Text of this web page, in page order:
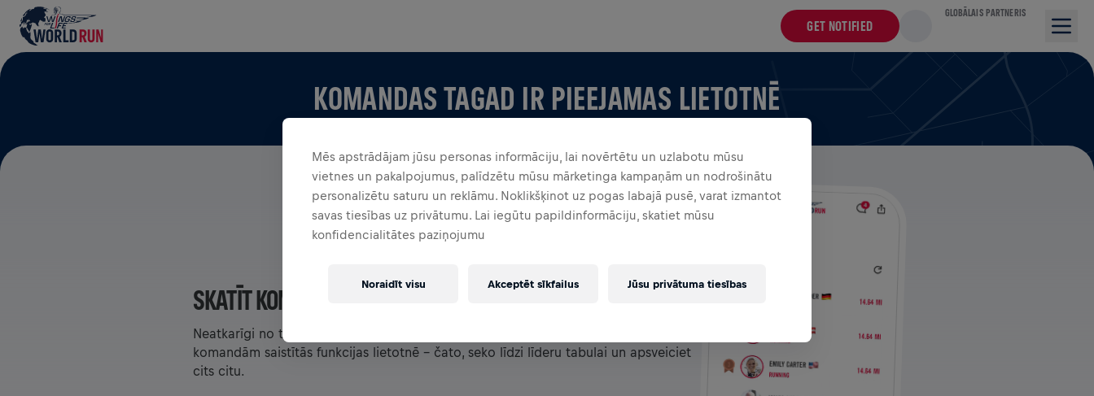
GET NOTIFIED
GLOBĀLAIS PARTNERIS
KOMANDAS TAGAD IR PIEEJAMAS LIETOTNĒ
SKATĪT KOMANDAS LIETOTNĒ
Neatkarīgi no tā, vai esi komandas dalībnieks vai veido savu, izpēti visas ar
komandām saistītās funkcijas lietotnē – čato, seko līdzi līderu tabulai un apsveiciet
cits citu.
Mēs apstrādājam jūsu personas informāciju, lai novērtētu un uzlabotu mūsu
vietnes un pakalpojumus, palīdzētu mūsu mārketinga kampaņām un nodrošinātu
personalizētu saturu un reklāmu. Noklikšķinot uz pogas labajā pusē, varat izmantot
savas tiesības uz privātumu. Lai iegūtu papildinformāciju, skatiet mūsu
konfidencialitātes paziņojumu
Jūsu privātuma tiesības
Noraidīt visu Akceptēt sīkfailus